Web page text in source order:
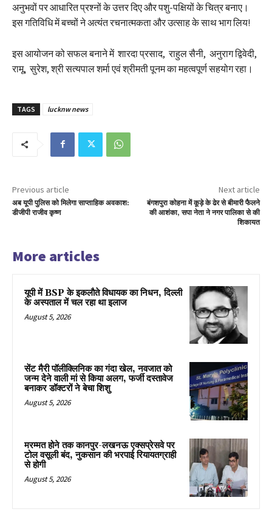
अनुभवों पर आधारित प्रश्नों के उत्तर दिए और पशु-पक्षियों के चित्र बनाए।
इस गतिविधि में बच्चों ने अत्यंत रचनात्मकता और उत्साह के साथ भाग लिय!
इस आयोजन को सफल बनाने में शारदा प्रसाद, राहुल सैनी, अनुराग द्विवेदी,
रामू, सुरेश, श्री सत्यपाल शर्मा एवं श्रीमती पूनम का महत्वपूर्ण सहयोग रहा।
TAGS lucknw news
Previous article
अब यूपी पुलिस को मिलेगा साप्ताहिक अवकाश:
डीजीपी राजीव कृष्ण
Next article
बंगशपुरा कोहना में कूड़े के ढेर से बीमारी फैलने
की आशंका, सपा नेता ने नगर पालिका से की
शिकायत
More articles
यूपी में BSP के इकलाैते विधायक का निधन, दिल्ली
के अस्पताल में चल रहा था इलाज
August 5, 2026
सेंट मैरी पॉलीक्लिनिक का गंदा खेल, नवजात को
जन्म देने वाली मां से किया अलग, फर्जी दस्तावेज
बनाकर डॉक्टरों ने बेचा शिशु
August 5, 2026
मरम्मत होने तक कानपुर-लखनऊ एक्सप्रेसवे पर
टोल वसूली बंद, नुकसान की भरपाई रियायतग्राही
से होगी
August 5, 2026